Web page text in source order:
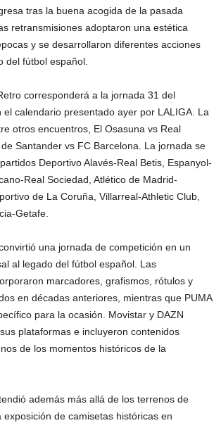
tras la buena acogida de la pasada
retransmisiones adoptaron una estética
y se desarrollaron diferentes acciones
del fútbol español.
corresponderá a la jornada 31 del
calendario presentado ayer por LALIGA. La
otros encuentros, El Osasuna vs Real
Santander vs FC Barcelona. La jornada se
Deportivo Alavés-Real Betis, Espanyol-
Real Sociedad, Atlético de Madrid-
de La Coruña, Villarreal-Athletic Club,
Getafe.
una jornada de competición en un
al legado del fútbol español. Las
marcadores, grafismos, rótulos y
en décadas anteriores, mientras que PUMA
para la ocasión. Movistar y DAZN
plataformas e incluyeron contenidos
de los momentos históricos de la
además más allá de los terrenos de
exposición de camisetas históricas en